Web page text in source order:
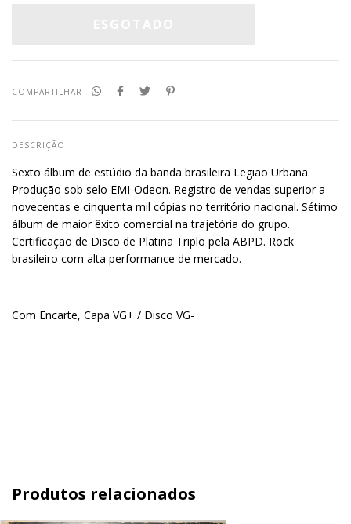
COMPARTILHAR
DESCRIÇÃO
Sexto álbum de estúdio da banda brasileira Legião Urbana.
Produção sob selo EMI-Odeon. Registro de vendas superior a
novecentas e cinquenta mil cópias no território nacional. Sétimo
álbum de maior êxito comercial na trajetória do grupo.
Certificação de Disco de Platina Triplo pela ABPD. Rock
brasileiro com alta performance de mercado.
Com Encarte, Capa VG+ / Disco VG-
Produtos relacionados